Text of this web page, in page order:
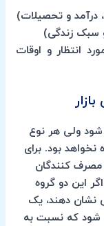
و تحصیلات)
سبک زندگی)
انتظار و اوقات
ولی هر نوع
بود. برای
مصرف کنندگان
این دو گروه
نشان دهند، یک
شود که نسبت به